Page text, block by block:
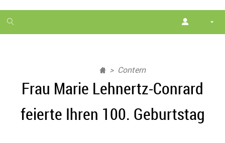
1
month
Contern
Frau Marie Lehnertz-Conrard
feierte Ihren 100. Geburtstag